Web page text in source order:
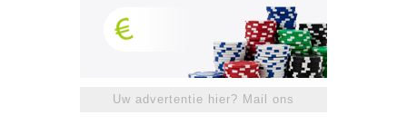
Uw advertentie hier? Mail ons